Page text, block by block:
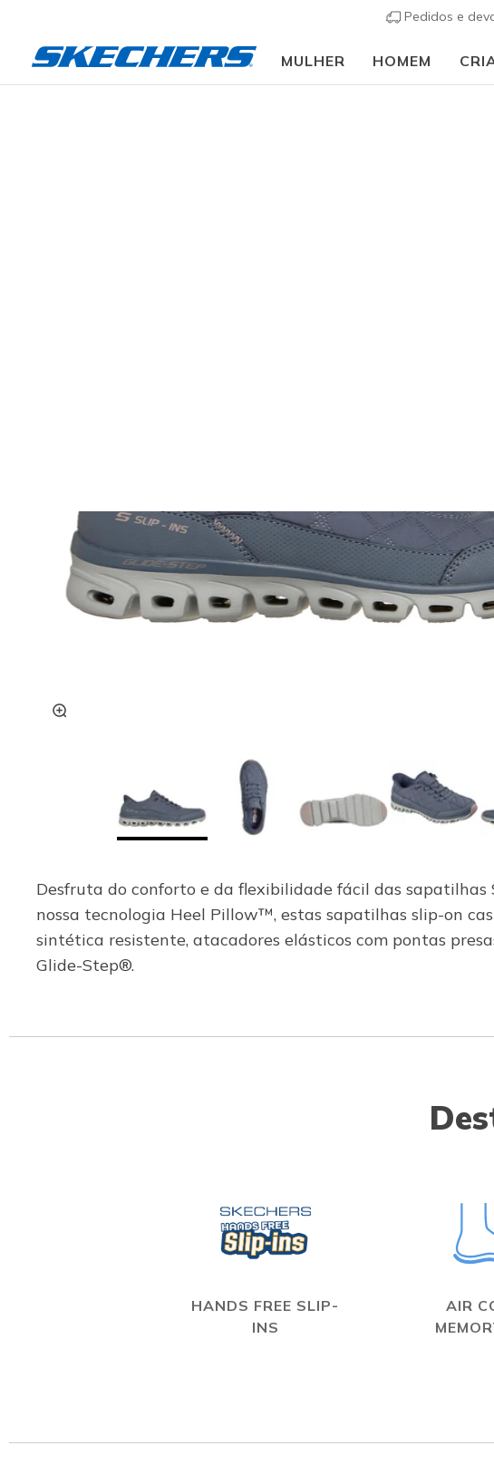
Pedidos e
MULHER HOMEM
Desfruta do conforto e da flexibilidade fácil das
nossa tecnologia Heel Pillow™, estas sapatilhas slip-on
sintética resistente, atacadores elásticos com pontas
Glide-Step®.
HANDS FREE SLIP-
INS
AIR